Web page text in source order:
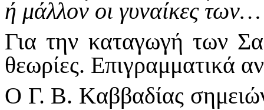
ή μάλ­­λον οι γυναίκες
Για την καταγωγή των
θεωρίες. Επιγραμματικά
O Γ. B. Kαββαδίας